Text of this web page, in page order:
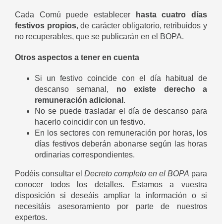
Cada Comú puede establecer
hasta cuatro días
festivos propios, de carácter obligatorio, retribuidos y
no recuperables, que se publicarán en el BOPA.
Otros aspectos a tener en cuenta
Si un festivo coincide con el día habitual de
descanso semanal, no existe derecho a
remuneración adicional .
No se puede trasladar el día de descanso para
hacerlo coincidir con un festivo.
En los sectores con remuneración por horas, los
días festivos deberán abonarse según las horas
ordinarias correspondientes.
Podéis consultar el Decreto completo en el BOPA para
conocer todos los detalles. Estamos a vuestra
disposición si deseáis ampliar la información o si
necesitáis asesoramiento por parte de nuestros
expertos.